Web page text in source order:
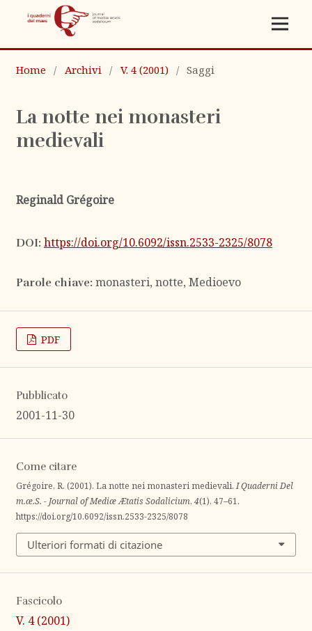
Home / Archivi / V. 4 (2001) / Saggi
La notte nei monasteri
medievali
Reginald Grégoire
DOI: https://doi.org/10.6092/issn.2533-2325/8078
Parole chiave: monasteri, notte, Medioevo
PDF
Pubblicato
2001-11-30
Come citare
Grégoire, R. (2001). La notte nei monasteri medievali.I Quaderni Del
m.æ.S. - Journal of Mediæ Ætatis Sodalicium, 4(1), 47–61.
https://doi.org/10.6092/issn.2533-2325/8078
Ulteriori formati di citazione
Fascicolo
V. 4 (2001)